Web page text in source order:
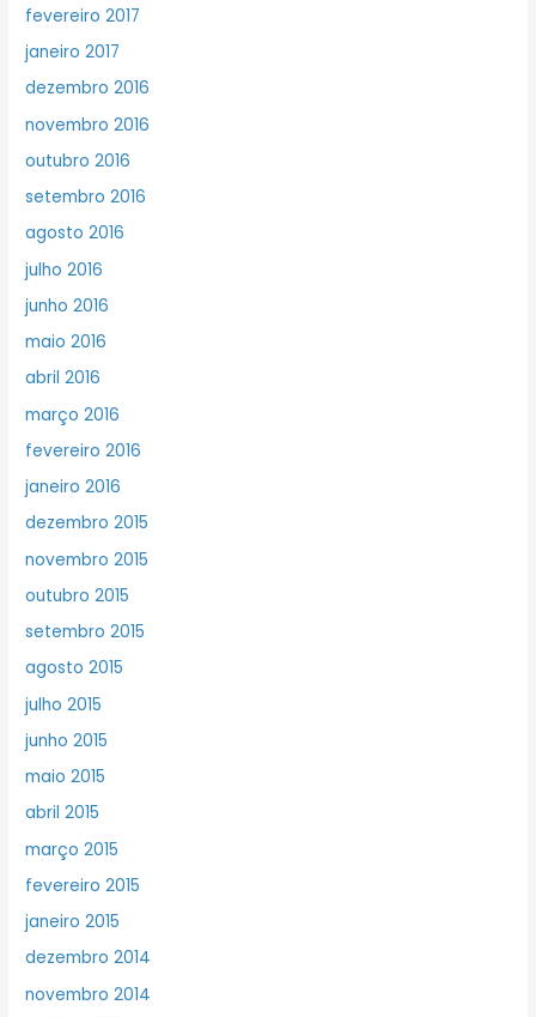
fevereiro 2017
janeiro 2017
dezembro 2016
novembro 2016
outubro 2016
setembro 2016
agosto 2016
julho 2016
junho 2016
maio 2016
abril 2016
março 2016
fevereiro 2016
janeiro 2016
dezembro 2015
novembro 2015
outubro 2015
setembro 2015
agosto 2015
julho 2015
junho 2015
maio 2015
abril 2015
março 2015
fevereiro 2015
janeiro 2015
dezembro 2014
novembro 2014